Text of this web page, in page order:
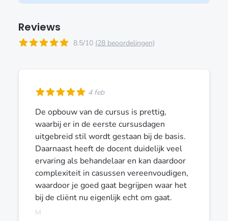
Reviews
8.5/10 (28 beoordelingen)
4 feb
De opbouw van de cursus is prettig,
waarbij er in de eerste cursusdagen
uitgebreid stil wordt gestaan bij de basis.
Daarnaast heeft de docent duidelijk veel
ervaring als behandelaar en kan daardoor
complexiteit in casussen vereenvoudigen,
waardoor je goed gaat begrijpen waar het
bij de cliënt nu eigenlijk echt om gaat.
M